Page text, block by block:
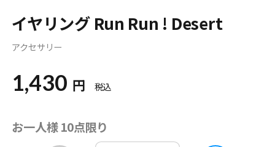
イヤリング Run Run ! Desert
アクセサリー
1,430 円 税込
お一人様 10点限り